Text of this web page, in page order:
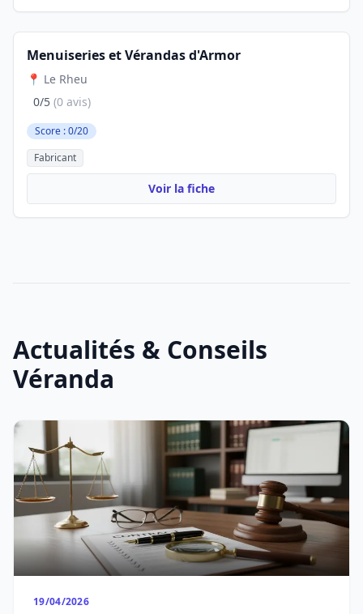
Menuiseries et Vérandas d'Armor
📍 Le Rheu
0/5 (0 avis)
Score : 0/20
Fabricant
Voir la fiche
Actualités & Conseils
Véranda
19/04/2026